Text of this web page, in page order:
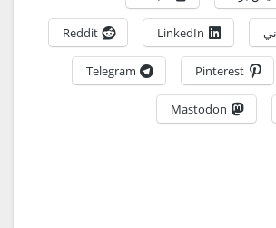
LinkedIn
Reddit
Pinterest
Telegram
Mastodon